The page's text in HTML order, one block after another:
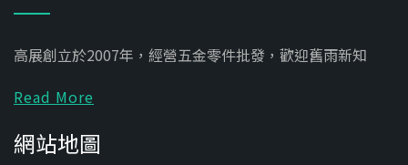
高展創立於2007年，經營五金零件批發，歡迎舊雨新知
Read More
網站地圖